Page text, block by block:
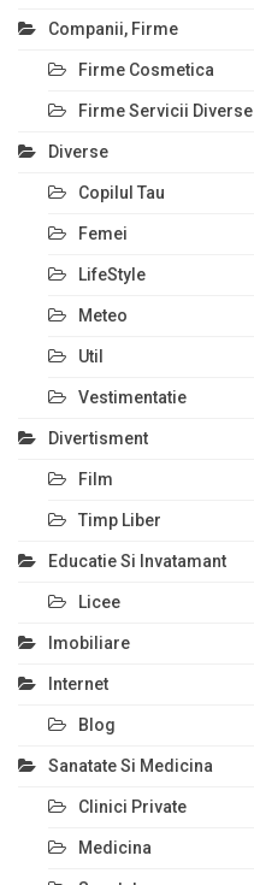
Companii, Firme
Firme Cosmetica
Firme Servicii Diverse
Diverse
Copilul Tau
Femei
LifeStyle
Meteo
Util
Vestimentatie
Divertisment
Film
Timp Liber
Educatie Si Invatamant
Licee
Imobiliare
Internet
Blog
Sanatate Si Medicina
Clinici Private
Medicina